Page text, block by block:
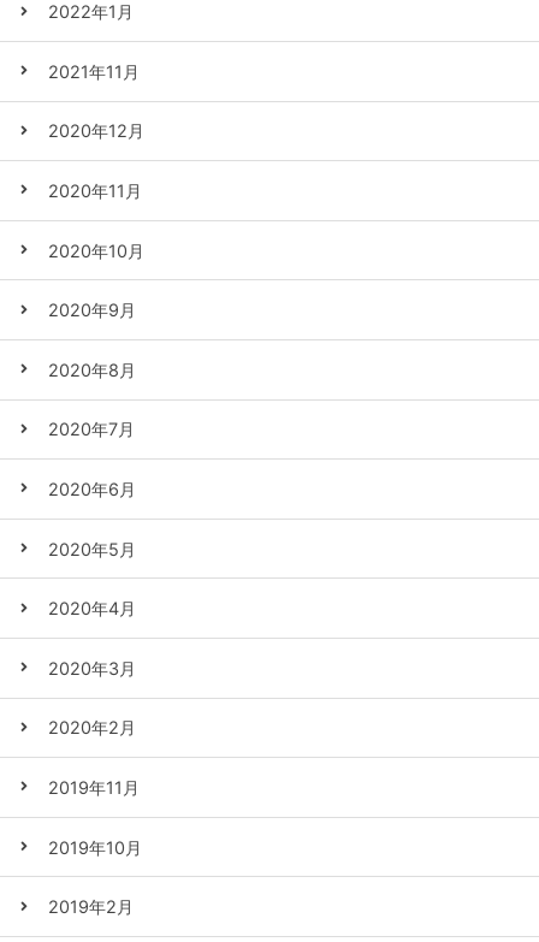
2022年1月
2021年11月
2020年12月
2020年11月
2020年10月
2020年9月
2020年8月
2020年7月
2020年6月
2020年5月
2020年4月
2020年3月
2020年2月
2019年11月
2019年10月
2019年2月